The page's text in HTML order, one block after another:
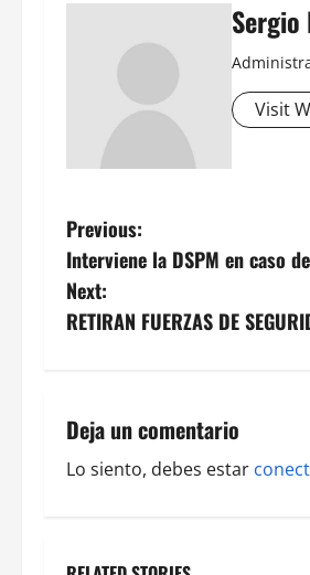
Sergio
Visit
P
o
s
n
a
i
Previous:
Interviene la DSPM en caso
Next:
RETIRAN FUERZAS DE
Deja un comentario
Lo siento, debes estar